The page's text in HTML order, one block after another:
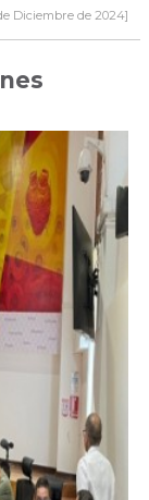
Diciembre de 2024]